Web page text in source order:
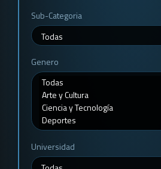
Sub-Categoria
Genero
Universidad